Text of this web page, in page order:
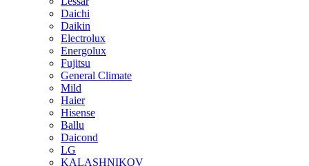
Daichi
Daikin
Electrolux
Energolux
Fujitsu
General Climate
Mild
Haier
Hisense
Ballu
Daicond
LG
KALASHNIKOV